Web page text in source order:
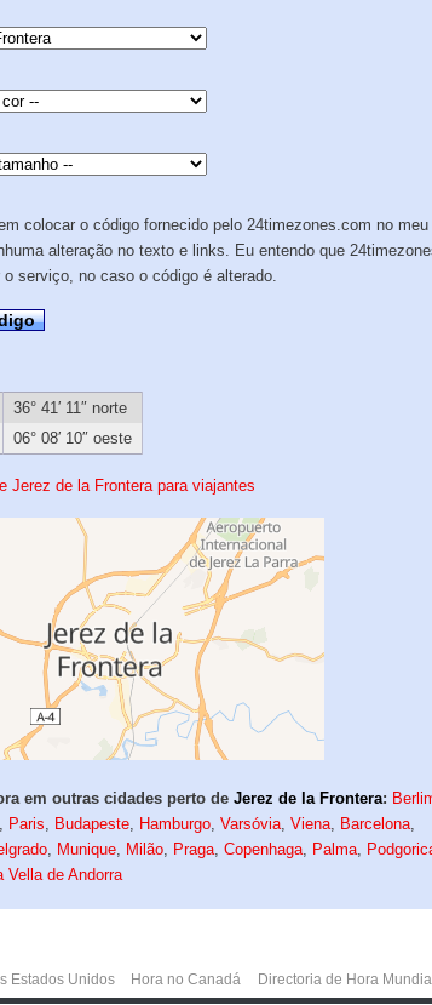
colocar o código fornecido pelo 24timezones.com no
alteração no texto e links. Eu entendo que
o serviço, no caso o código é alterado.
36° 41′ 11″ norte
06° 08′ 10″ oeste
Jerez de la Frontera para viajantes
em outras cidades perto deJerez de la Frontera:
, Paris, Budapeste, Hamburgo,Varsóvia,Viena, Barcelona,
, Munique, Milão, Praga,Copenhaga, Palma,
Vella de Andorra
Estados Unidos Hora no Canadá Directoria de Hora